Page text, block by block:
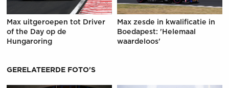
Max uitgeroepen tot Driver
of the Day op de
Hungaroring
Max zesde in kwalificatie in
Boedapest: 'Helemaal
waardeloos'
GERELATEERDE FOTO'S